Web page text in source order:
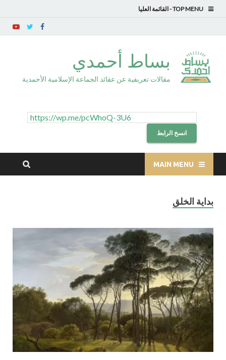
TOP MENU
بساط أحمدي
مقالات تعريفية عن عقائد الجماعة الإسلامية الأحمدية
انسخ الرابط
MAIN MENU
بداية الخلق